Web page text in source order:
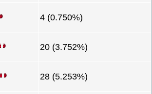
4 (0.750%)
20 (3.752%)
28 (5.253%)